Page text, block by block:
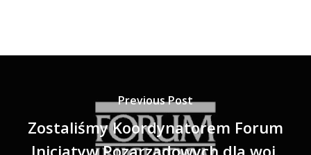
Previous Post
Zostaliśmy Koordynatorem Forum